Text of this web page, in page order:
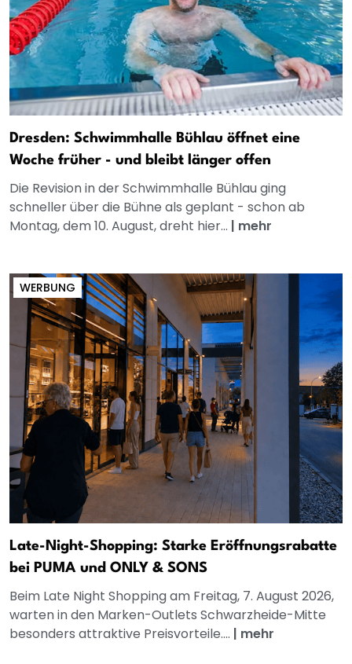
Dresden: Schwimmhalle Bühlau öffnet eine
Woche früher - und bleibt länger offen
Die Revision in der Schwimmhalle Bühlau ging
schneller über die Bühne als geplant - schon ab
Montag, dem 10. August, dreht hier... | mehr
WERBUNG
Late-Night-Shopping: Starke Eröffnungsrabatte
bei PUMA und ONLY & SONS
Beim Late Night Shopping am Freitag, 7. August 2026,
warten in den Marken-Outlets Schwarzheide-Mitte
besonders attraktive Preisvorteile.... | mehr